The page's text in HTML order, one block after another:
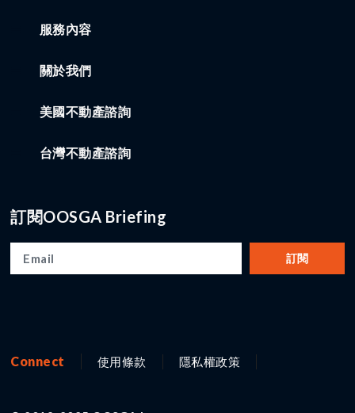
服務內容
關於我們
美國不動產諮詢
台灣不動產諮詢
訂閱OOSGA Briefing
訂閱
Connect 使用條款 隱私權政策